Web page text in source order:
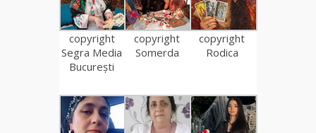
copyright
Segra Media
București
copyright
Somerda
copyright
Rodica